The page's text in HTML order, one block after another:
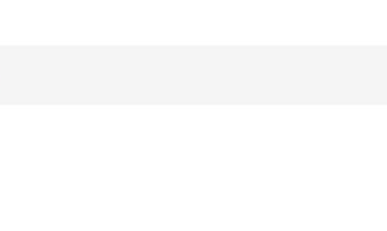
on Facebook